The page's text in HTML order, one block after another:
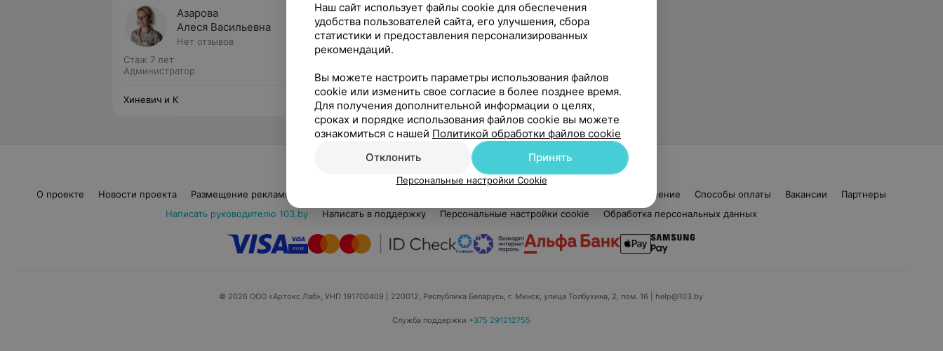
Азарова
Алеся Васильевна
Нет отзывов
Стаж 7 лет
Администратор
Хиневич и К
Чигирь
Людмила Геннадьевна
Нет отзывов
Хиневич и К
О проекте Новости проекта Размещение рекламы Пользовательское соглашение Способы оплаты Вакансии
Партнеры
Написать руководителю 103.by
Написать в поддержку Персональные настройки cookie Обработка персональных данных
© 2026 ООО «Артокс Лаб», УНП 191700409 | 220012, Республика Беларусь, г. Минск, улица Толбухина, 2, пом. 16 | help@103.by
Служба поддержки +375 291212755
Наш сайт использует файлы cookie для обеспечения
удобства пользователей сайта, его улучшения, сбора
статистики и предоставления персонализированных
рекомендаций.
Вы можете настроить параметры использования файлов
cookie или изменить свое согласие в более позднее время.
Для получения дополнительной информации о целях,
сроках и порядке использования файлов cookie вы можете
ознакомиться с нашей Политикой обработки файлов cookie
Отклонить
Принять
Персональные настройки Cookie